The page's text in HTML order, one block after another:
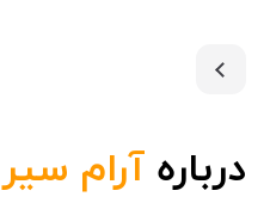
درباره آرام سیر